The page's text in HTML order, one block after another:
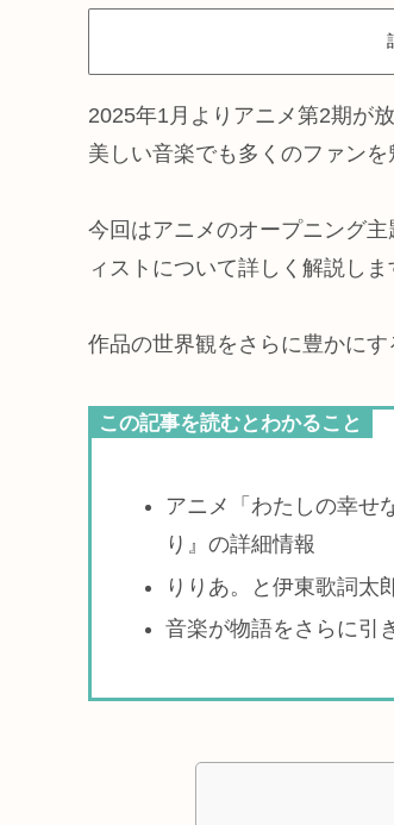
2025年1月よりアニメ第2期が
美しい音楽でも多くのファンを
今回はアニメのオープニング
ィストについて詳しく解説しま
作品の世界観をさらに豊かに
この記事を読むとわかること
アニメ「わたしの幸せ
り』の詳細情報
りりあ。と伊東歌詞太
音楽が物語をさらに引